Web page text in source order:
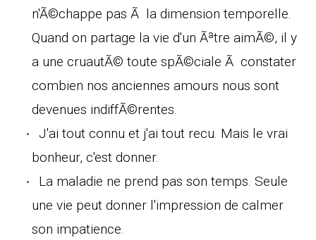
n'Ã©chappe pas Ã la dimension temporelle.
Quand on partage la vie d'un Ãªtre aimÃ©, il y
a une cruautÃ© toute spÃ©ciale Ã constater
combien nos anciennes amours nous sont
devenues indiffÃ©rentes.
J'ai tout connu et j'ai tout recu. Mais le vrai
bonheur, c'est donner.
La maladie ne prend pas son temps. Seule
une vie peut donner l'impression de calmer
son impatience.